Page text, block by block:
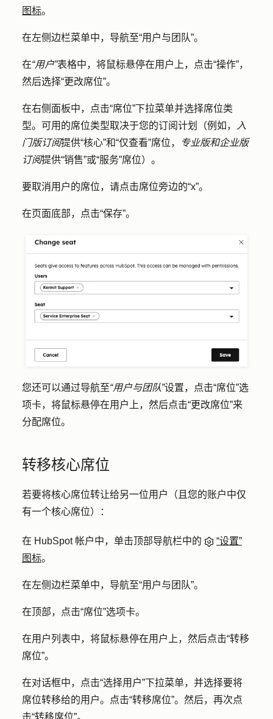
图标。
在左侧边栏菜单中，导航至“用户与团队”。
在“用户”表格中，将鼠标悬停在用户上，点击“操作”，
然后选择“更改席位”。
在右侧面板中，点击“席位”下拉菜单并选择席位类
型。可用的席位类型取决于您的订阅计划（例如，
入
门版订阅提供“核心”和“仅查看”席位，
专业版和企业版
订阅提供“销售”或“服务”席位）。
要取消用户的席位，请点击席位旁边的“x”。
在页面底部，点击“保存”。
您还可以通过导航至“用户与团队”设置，点击“席位”选
项卡，将鼠标悬停在用户上，然后点击“更改席位”来
分配席位。
转移核心席位
若要将核心席位转让给另一位用户（且您的账户中仅
有一个核心席位）：
在 HubSpot 帐户中，单击顶部导航栏中的
“设置”
图标。
在左侧边栏菜单中，导航至“用户与团队”。
在顶部，点击“席位”选项卡。
在用户列表中，将鼠标悬停在用户上，然后点击“转移
席位”。
在对话框中，点击“选择用户”下拉菜单，并选择要将
席位转移给的用户。点击“转移席位”。然后，再次点
击“转移席位”。